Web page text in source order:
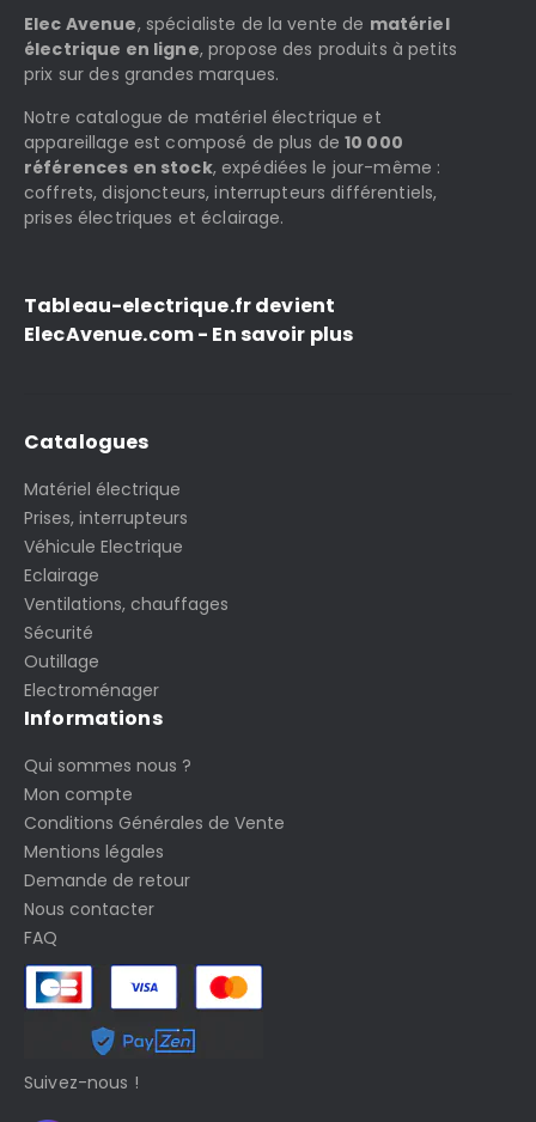
Elec Avenue, spécialiste de la vente de matériel
électrique en ligne, propose des produits à petits
prix sur des grandes marques.
Notre catalogue de matériel électrique et
appareillage est composé de plus de10 000
références en stock, expédiées le jour-même :
coffrets, disjoncteurs, interrupteurs différentiels,
prises électriques et éclairage.
Tableau-electrique.fr devient
ElecAvenue.com - En savoir plus
Catalogues
Matériel électrique
Prises, interrupteurs
Véhicule Electrique
Eclairage
Ventilations, chauffages
Sécurité
Outillage
Electroménager
Informations
Qui sommes nous ?
Mon compte
Conditions Générales de Vente
Mentions légales
Demande de retour
Nous contacter
FAQ
Suivez-nous !